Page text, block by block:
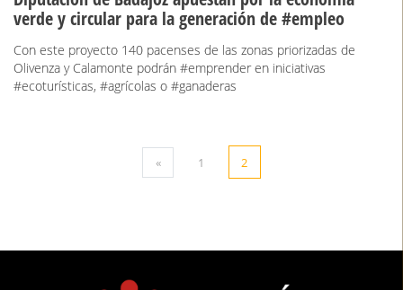
verde y circular para la generación de #empleo
Con este proyecto 140 pacenses de las zonas priorizadas de
Olivenza y Calamonte podrán #emprender en iniciativas
#ecoturísticas, #agrícolas o #ganaderas
« 1 2